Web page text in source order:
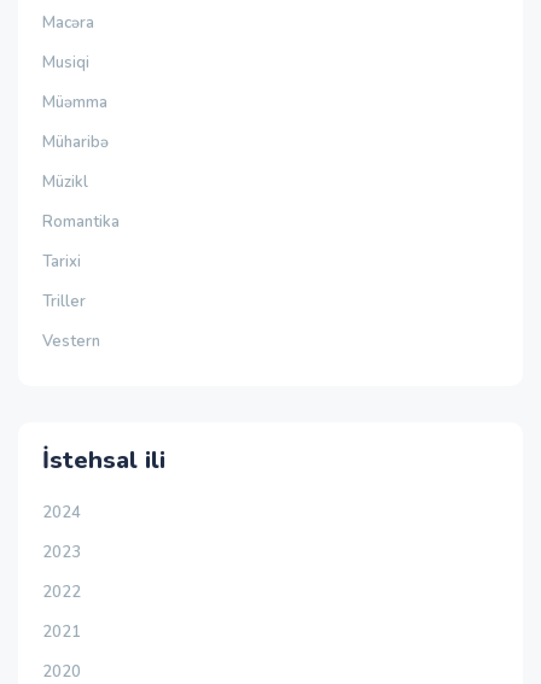
Macəra
Musiqi
Müəmma
Müharibə
Müzikl
Romantika
Tarixi
Triller
Vestern
İstehsal ili
2024
2023
2022
2021
2020